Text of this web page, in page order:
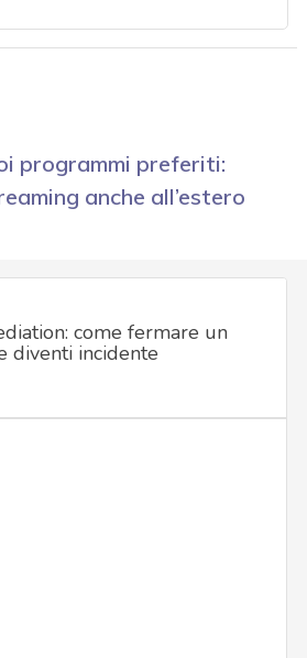
programmi preferiti:
anche all’estero
come fermare un
diventi incidente